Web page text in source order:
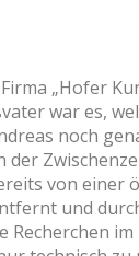
„Hofer
war es,
noch
von einer
und